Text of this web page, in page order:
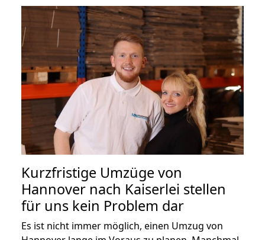
Kurzfristige Umzüge von
Hannover nach Kaiserlei stellen
für uns kein Problem dar
Es ist nicht immer möglich, einen Umzug von